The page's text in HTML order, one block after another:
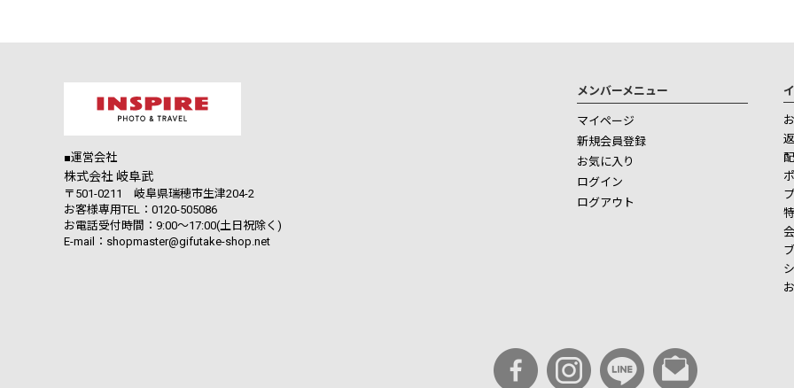
■運営会社
株式会社 岐阜武
〒501-0211 岐阜県瑞穂市生津204-2
お客様専用TEL：0120-505086
お電話受付時間：9:00～17:00(土日祝除く)
E-mail：shopmaster@gifutake-shop.net
メンバーメニュー
マイページ
新規会員登録
お気に入り
ログイン
ログアウト